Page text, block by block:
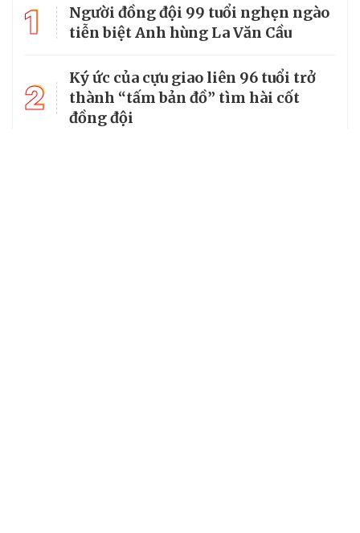
1
Người đồng đội 99 tuổi nghẹn ngào
tiễn biệt Anh hùng La Văn Cầu
2
Ký ức của cựu giao liên 96 tuổi trở
thành “tấm bản đồ” tìm hài cốt
đồng đội